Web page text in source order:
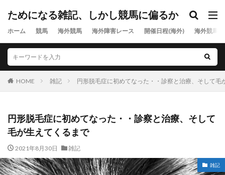
ためになる雑記、しかし競馬に偏るか
ホーム 競馬 海外競馬 海外障害レース 開催日程(海外) 海外競馬
HOME 雑記 円形脱毛症に初めてなった・・診察と治療、そして毛
円形脱毛症に初めてなった・・診察と治療、そして
毛が生えてくるまで
2021年8月30日 雑記
雑記